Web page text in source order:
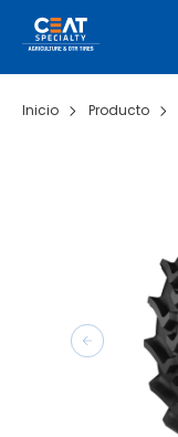
Inicio Producto